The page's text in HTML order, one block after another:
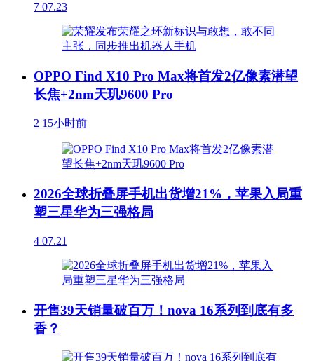
7 07.23
OPPO Find X10 Pro Max将首发2亿像素潜望
长焦+2nm天玑9600 Pro
2 15小时前
2026全球折叠屏手机出货增21%，苹果入局重
塑三星华为三强格局
4 07.21
开售39天销量破百万！nova 16系列到底有多
香？